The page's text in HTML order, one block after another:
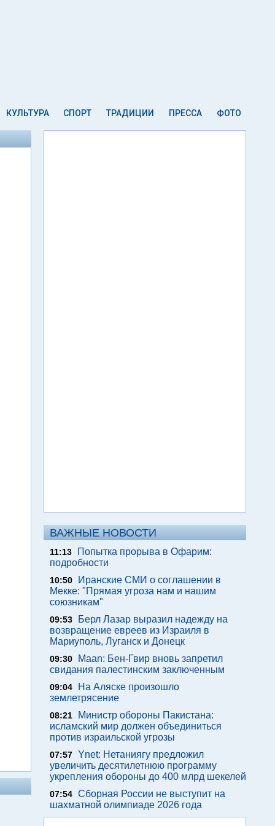
КУЛЬТУРА СПОРТ ТРАДИЦИИ ПРЕССА ФОТО
ВАЖНЫЕ НОВОСТИ
11:13
Попытка прорыва в Офарим:
подробности
10:50
Иранские СМИ о соглашении в
Мекке: "Прямая угроза нам и нашим
союзникам"
09:53
Берл Лазар выразил надежду на
возвращение евреев из Израиля в
Мариуполь, Луганск и Донецк
09:30
Maan: Бен-Гвир вновь запретил
свидания палестинским заключенным
09:04
На Аляске произошло
землетрясение
08:21
Министр обороны Пакистана:
исламский мир должен объединиться
против израильской угрозы
07:57 Ynet: Нетаниягу предложил
увеличить десятилетнюю программу
укрепления обороны до 400 млрд шекелей
07:54 Сборная России не выступит на
шахматной олимпиаде 2026 года